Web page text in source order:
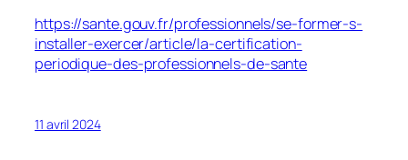
https://sante.gouv.fr/professionnels/se-former-s-
installer-exercer/article/la-certification-
periodique-des-professionnels-de-sante
11 avril 2024